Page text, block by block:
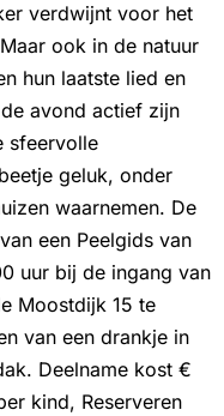
verdwijnt voor het
ook in de natuur
hun laatste lied en
avond actief zijn
sfeervolle
geluk, onder
waarnemen. De
een Peelgids van
uur bij de ingang van
Moostdijk 15 te
van een drankje in
Deelname kost €
kind, Reserveren